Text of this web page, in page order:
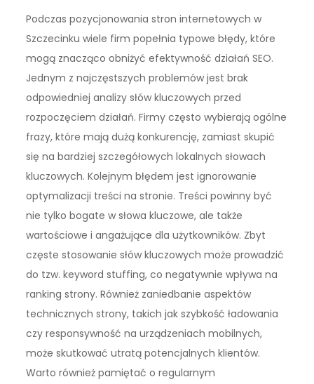
Podczas pozycjonowania stron internetowych w
Szczecinku wiele firm popełnia typowe błędy, które
mogą znacząco obniżyć efektywność działań SEO.
Jednym z najczęstszych problemów jest brak
odpowiedniej analizy słów kluczowych przed
rozpoczęciem działań. Firmy często wybierają ogólne
frazy, które mają dużą konkurencję, zamiast skupić
się na bardziej szczegółowych lokalnych słowach
kluczowych. Kolejnym błędem jest ignorowanie
optymalizacji treści na stronie. Treści powinny być
nie tylko bogate w słowa kluczowe, ale także
wartościowe i angażujące dla użytkowników. Zbyt
częste stosowanie słów kluczowych może prowadzić
do tzw. keyword stuffing, co negatywnie wpływa na
ranking strony. Również zaniedbanie aspektów
technicznych strony, takich jak szybkość ładowania
czy responsywność na urządzeniach mobilnych,
może skutkować utratą potencjalnych klientów.
Warto również pamiętać o regularnym